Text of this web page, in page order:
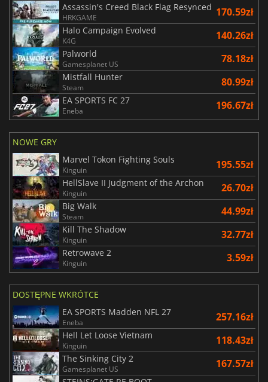
Assassin's Creed Black Flag Resynced
HRKGAME 170.59zł
Halo Campaign Evolved
K4G 140.26zł
Palworld
Gamesplanet US 78.18zł
Mistfall Hunter
Steam 80.99zł
EA SPORTS FC 27
Eneba 196.67zł
NOWE GRY
Marvel Tokon Fighting Souls
Kinguin 195.55zł
HellSlave II Judgment of the Archon
Kinguin 26.70zł
Big Walk
Steam 44.99zł
Kill The Shadow
Kinguin 32.77zł
Retrowave 2
Kinguin 3.59zł
DOSTĘPNE WKRÓTCE
EA SPORTS Madden NFL 27
Eneba 257.16zł
Hell Let Loose Vietnam
Kinguin 118.43zł
The Sinking City 2
Gamesplanet US 167.57zł